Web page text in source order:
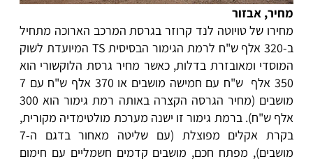
מחיר, אבזור
מחירו של טויוטה לנד קרוזר בגרסת המרכב הארוכה מתחיל
ב-320 אלף ש"ח לרמת הגימור הבסיסית TS המיועדת לשוק
המוסדי ומאובזרת בדלות, כאשר מחיר גרסת הלוקשורי הוא
350 אלף ש"ח עם חמישה מושבים או 370 אלף ש"ח עם 7
מושבים (מחיר הגרסה הקצרה באותה רמת גימור הוא 300
אלף ש"ח). ברמת גימור זו ישנה מערכת מולטימדיה מקורית,
בקרת אקלים מפוצלת (עם שליטה מאחור בדגם ה-7
מושבים), מפתח חכם, מושבים קדמים חשמליים עם חימום